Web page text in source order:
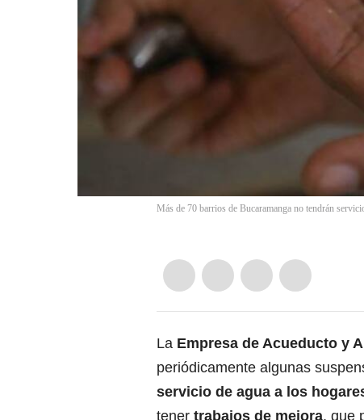
Más de 70 barrios de Bucaramanga no tendrán
La Empresa de Acueducto y
periódicamente algunas
servicio de agua a los
tener trabajos de mejora, que